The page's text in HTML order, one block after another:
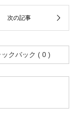
ックバック ( 0 )